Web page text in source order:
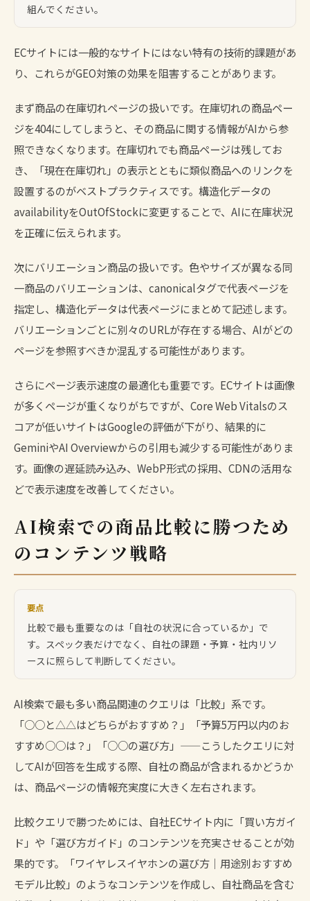
組んでください。
ECサイトには一般的なサイトにはない特有の技術的課題があ
り、これらがGEO対策の効果を阻害することがあります。
まず商品の在庫切れページの扱いです。在庫切れの商品ペー
ジを404にしてしまうと、その商品に関する情報がAIから参
照できなくなります。在庫切れでも商品ページは残してお
き、「現在在庫切れ」の表示とともに類似商品へのリンクを
設置するのがベストプラクティスです。構造化データの
availabilityをOutOfStockに変更することで、AIに在庫状況
を正確に伝えられます。
次にバリエーション商品の扱いです。色やサイズが異なる同
一商品のバリエーションは、canonicalタグで代表ページを
指定し、構造化データは代表ページにまとめて記述します。
バリエーションごとに別々のURLが存在する場合、AIがどの
ページを参照すべきか混乱する可能性があります。
さらにページ表示速度の最適化も重要です。ECサイトは画像
が多くページが重くなりがちですが、Core Web Vitalsのス
コアが低いサイトはGoogleの評価が下がり、結果的に
GeminiやAI Overviewからの引用も減少する可能性がありま
す。画像の遅延読み込み、WebP形式の採用、CDNの活用な
どで表示速度を改善してください。
AI検索での商品比較に勝つため
のコンテンツ戦略
要点
比較で最も重要なのは「自社の状況に合っているか」で
す。スペック表だけでなく、自社の課題・予算・社内リソ
ースに照らして判断してください。
AI検索で最も多い商品関連のクエリは「比較」系です。
「○○と△△はどちらがおすすめ？」「予算5万円以内のお
すすめ○○は？」「○○の選び方」——こうしたクエリに対
してAIが回答を生成する際、自社の商品が含まれるかどうか
は、商品ページの情報充実度に大きく左右されます。
比較クエリで勝つためには、自社ECサイト内に「買い方ガイ
ド」や「選び方ガイド」のコンテンツを充実させることが効
果的です。「ワイヤレスイヤホンの選び方｜用途別おすすめ
モデル比較」のようなコンテンツを作成し、自社商品を含む